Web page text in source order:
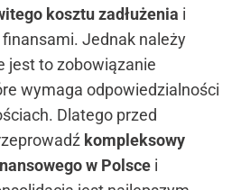
kosztu zadłużenia i
Jednak należy
jest to zobowiązanie
wymaga odpowiedzialności
Dlatego przed
kompleksowy
w Polsce i